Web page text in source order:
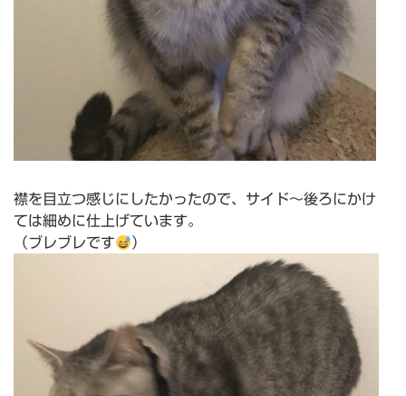
襟を目立つ感じにしたかったので、サイド〜後ろにかけ
ては細めに仕上げています。
（ブレブレです
）